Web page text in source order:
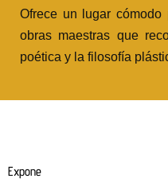
Ofrece un lugar
obras maestras que
poética y la filosofía
Expone